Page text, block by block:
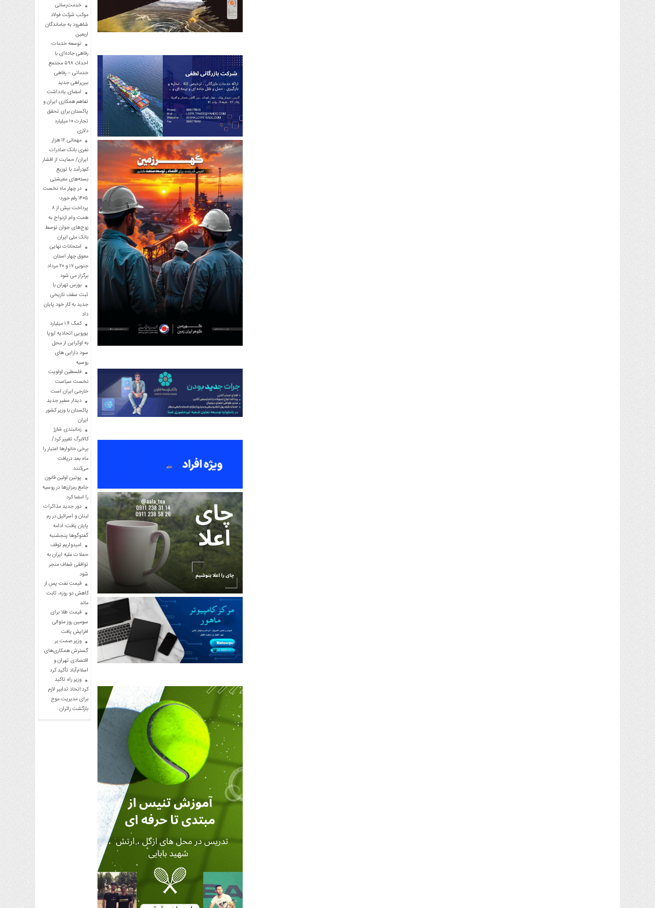
خدمت‌رسانی
موکب شرکت فولاد
شاهرود به جاماندگان
اربعین
توسعه خدمات
رفاهی جاده‌ای با
احداث ۵۹۸ مجتمع
خدماتی – رفاهی
بین‌راهی جدید
امضای یادداشت
تفاهم همکاری ایران و
پاکستان برای تحقق
تجارت ۱۰ میلیارد
دلاری
مهمانی ۱۲ هزار
نفری بانک صادرات
ایران/ حمایت از اقشار
کم‌درآمد با توزیع
بسته‌های معیشتی
در چهار ماه نخست
۱۴۰۵ رقم خورد؛
پرداخت بیش از ۸
همت وام ازدواج به
زوج‌های جوان توسط
بانک ملی ایران
امتحانات نهایی
معوق چهار استان
جنوبی ۱۷ و ۲۰ مرداد
برگزار می شود
بورس تهران با
ثبت سقف تاریخی
جدید به کار خود پایان
داد
کمک ۱.۴ میلیارد
یورویی اتحادیه اروپا
به اوکراین از محل
سود دارایی های
روسیه
فلسطین اولویت
نخست سیاست
خارجی ایران است
دیدار سفیر جدید
پاکستان با وزیر کشور
ایران
زمانبندی شارژ
کالابرگ تغییر کرد/
برخی خانوارها اعتبار را
ماه بعد دریافت
می‌کنند
پوتین اولین قانون
جامع رمزارزها در روسیه
را امضا کرد
دور جدید مذاکرات
لبنان و اسرائیل در رم
پایان یافت؛ ادامه
گفتوگوها پنجشنبه
امیدواریم توقف
حملات علیه ایران به
توافقی شفاف منجر
شود
قیمت نفت پس از
کاهش دو روزه، ثابت
ماند
قیمت طلا برای
سومین روز متوالی
افزایش یافت
وزیر صمت بر
گسترش همکاری‌های
اقتصادی تهران و
اسلام‌آباد تأکید کرد
وزیر راه تاکید
کرد:اتخاذ تدابیر لازم
برای مدیریت موج
بازگشت زائران